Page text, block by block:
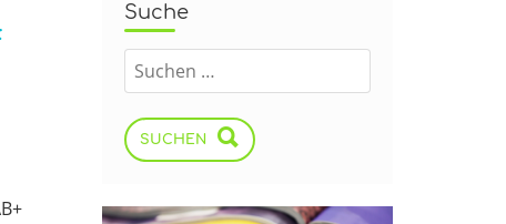
Suche
SUCHEN